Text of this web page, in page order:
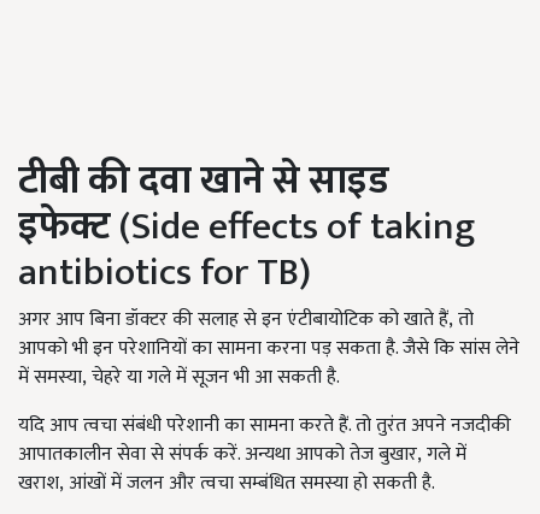
टीबी की दवा खाने से साइड
इफेक्ट(Side effects of taking
antibiotics for TB)
अगर आप बिना डॉक्टर की सलाह से इन एंटीबायोटिक को खाते हैं, तो
आपको भी इन परेशानियों का सामना करना पड़ सकता है. जैसे कि सांस लेने
में समस्या, चेहरे या गले में सूजन भी आ सकती है.
यदि आप त्वचा संबंधी परेशानी का सामना करते हैं. तो तुरंत अपने नजदीकी
आपातकालीन सेवा से संपर्क करें. अन्यथा आपको तेज बुखार, गले में
खराश, आंखों में जलन और त्वचा सम्बंधित समस्या हो सकती है.